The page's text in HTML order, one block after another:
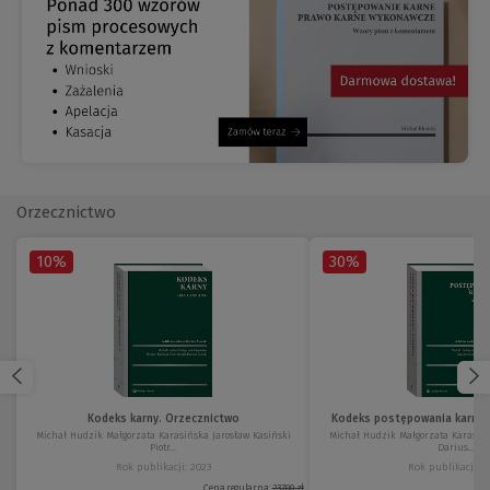
Orzecznictwo
10%
Kodeks karny. Orzecznictwo
Michał Hudzik Małgorzata Karasińska Jarosław Kasiński
Piotr...
Rok publikacji: 2023
30%
Kodeks postępowania
Michał Hudzik Małgorzata
Darius...
Rok publikacji: